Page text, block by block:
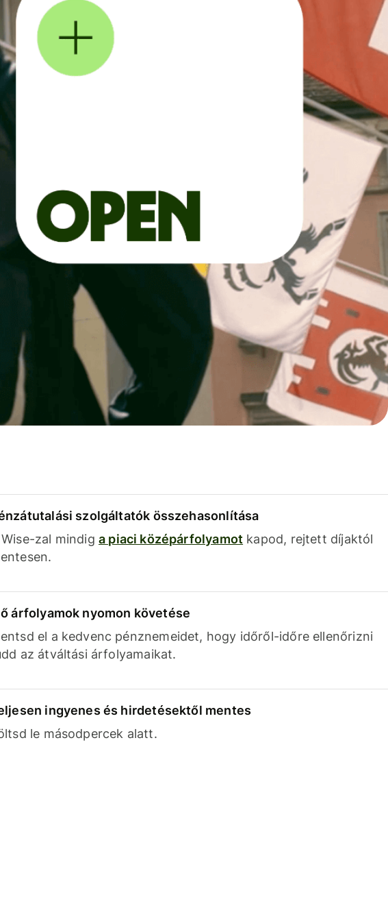
szolgáltatók összehasonlítása
Wise-zal mindig a piaci középárfolyamot kapod, rejtett díjaktól
árfolyamok nyomon követése
el a kedvenc pénznemeidet, hogy időről-időre ellenőrizni
az átváltási árfolyamaikat.
ingyenes és hirdetésektől mentes
le másodpercek alatt.